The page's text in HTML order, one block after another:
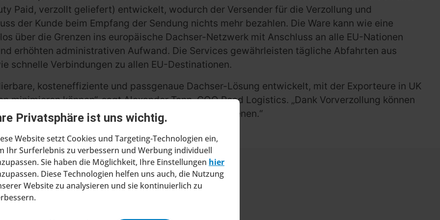
Privatsphäre ist uns wichtig.
Website setzt Cookies und Targeting-Technologien ein,
Ihr Surferlebnis zu verbessern und Werbung individuell
Sie haben die Möglichkeit, Ihre Einstellungen hier
Diese Technologien helfen uns auch, die Nutzung
Website zu analysieren und sie kontinuierlich zu
Paid, verzollt geliefert) entwickelt, wodurch der Versender für die Verzollung und
der Kunde beim Empfang der Sendung nichts mehr bezahlen. Die Ware kann wie eine
über die Grenzen ins europäische Dachser-Netzwerk mit Anschluss an alle EU-Nationen
erhöhten administrativen Aufwand. Die Services gewährleisten tägliche Abfahrten aus
schnelle Verbindungen zu allen EU-Destinationen.
kosteneffiziente und passgenaue Dachser-Lösung entwickelt, mit der Exporteure in UK
minimieren können“, sagt Alexander Tonn, COO Road Logistics. „Dank Vorverzollung können
vergleichbaren Laufzeiten wie vor dem Brexit bedienen.“